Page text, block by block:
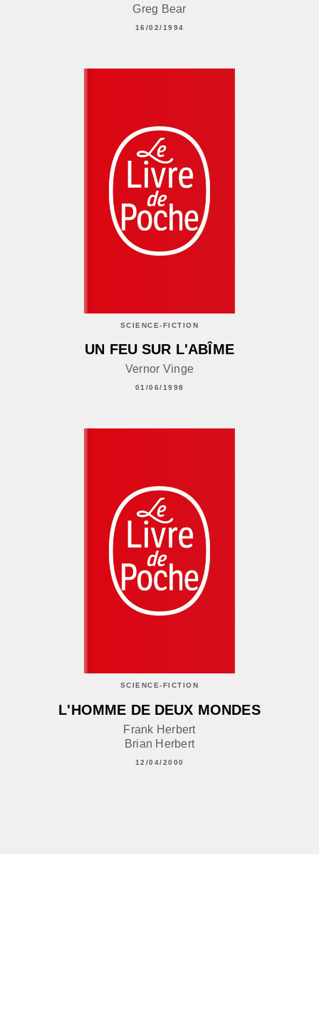
Greg Bear
16/02/1994
SCIENCE-FICTION
UN FEU SUR L'ABÎME
Vernor Vinge
01/06/1998
SCIENCE-FICTION
L'HOMME DE DEUX MONDES
Frank Herbert
Brian Herbert
12/04/2000